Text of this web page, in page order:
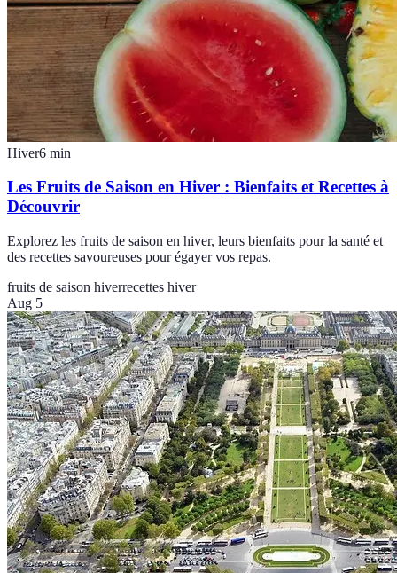
Hiver6 min
Les Fruits de Saison en Hiver : Bienfaits et Recettes à
Découvrir
Explorez les fruits de saison en hiver, leurs bienfaits pour la santé et
des recettes savoureuses pour égayer vos repas.
fruits de saison hiverrecettes hiver
Aug 5